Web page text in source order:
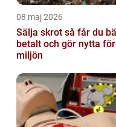
08 maj 2026
Sälja skrot så får du bäst
betalt och gör nytta för
miljön